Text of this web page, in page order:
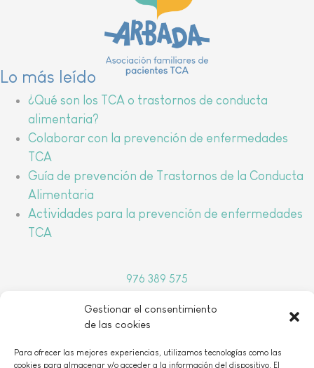
Gestionar el consentimiento
de las cookies
Para ofrecer las mejores experiencias, utilizamos tecnologías como las
cookies para almacenar y/o acceder a la información del dispositivo. El
976 389 575
C/Coso, 157, 1 oB 50001 Zaragoza
Lo más leído
¿Qué son los TCA o trastornos de conducta
alimentaria?
Colaborar con la prevención de enfermedades
TCA
Guía de prevención de Trastornos de la Conducta
Alimentaria
Actividades para la prevención de enfermedades
TCA